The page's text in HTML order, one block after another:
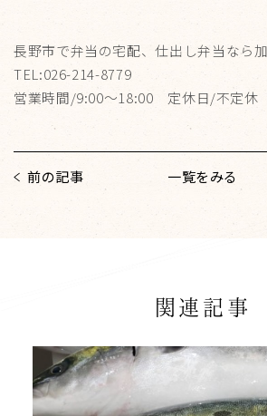
長野市で弁当の宅配、仕出し弁当なら
TEL:026-214-8779
営業時間/9:00～18:00 定休日/不定休
前の記事 一覧をみる
関連記事